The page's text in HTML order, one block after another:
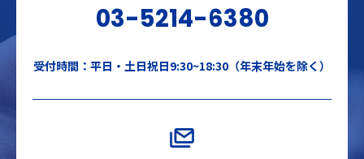
03-5214-6380
受付時間：平日・土日祝日9:30~18:30（年末年始を除く）